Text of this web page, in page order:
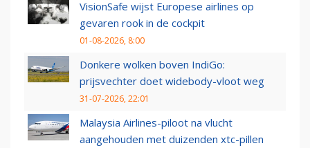
VisionSafe wijst Europese airlines op
gevaren rook in de cockpit
01-08-2026, 8:00
Donkere wolken boven IndiGo:
prijsvechter doet widebody-vloot weg
31-07-2026, 22:01
Malaysia Airlines-piloot na vlucht
aangehouden met duizenden xtc-pillen